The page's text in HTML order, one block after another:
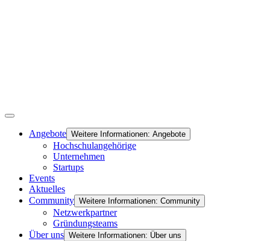
Angebote Weitere Informationen: Angebote
Hochschulangehörige
Unternehmen
Startups
Events
Aktuelles
Community Weitere Informationen: Community
Netzwerkpartner
Gründungsteams
Über uns Weitere Informationen: Über uns